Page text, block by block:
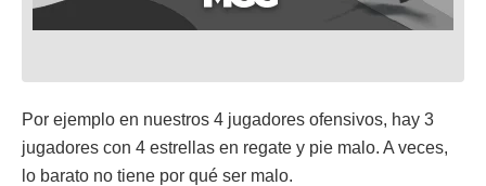
Por ejemplo en nuestros 4 jugadores ofensivos, hay 3
jugadores con 4 estrellas en regate y pie malo. A veces,
lo barato no tiene por qué ser malo.